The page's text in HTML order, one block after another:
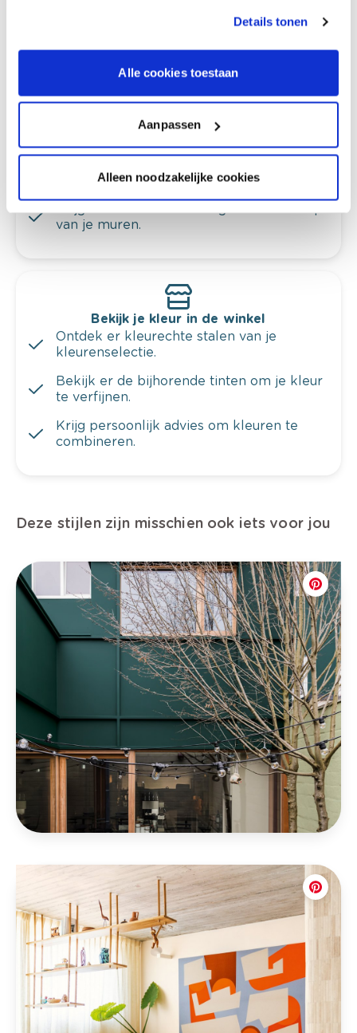
Details tonen
Alle cookies toestaan
Aanpassen
Alleen noodzakelijke cookies
Kleuradvies aan huis
Ga samen met de kleuradviseur door je
en je meubels.
van je muren.
Bekijk je kleur in de winkel
Ontdek er kleurechte stalen van je
kleurenselectie.
Bekijk er de bijhorende tinten om je kleur
te verfijnen.
Krijg persoonlijk advies om kleuren te
combineren.
Deze stijlen zijn misschien ook iets voor jou